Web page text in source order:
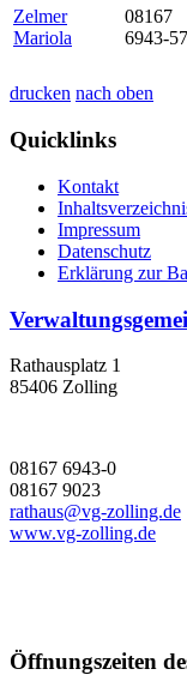
Zelmer
Mariola
08167
6943-57
drucken nach oben
Quicklinks
Kontakt
Impressum
Datenschutz
Erklärung zur
Rathausplatz 1
85406 Zolling
08167 6943-0
08167 9023
rathaus@vg-zolling.de
www.vg-zolling.de
Öffnungszeiten